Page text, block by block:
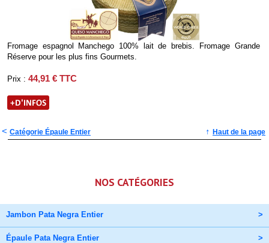
Fromage espagnol Manchego 100% lait de brebis. Fromage Grande
Réserve pour les plus fins Gourmets.
Prix : 44,91 € TTC
< Catégorie Épaule Entier ↑Haut de la page
NOS CATÉGORIES
Jambon Pata Negra Entier >
Épaule Pata Negra Entier >